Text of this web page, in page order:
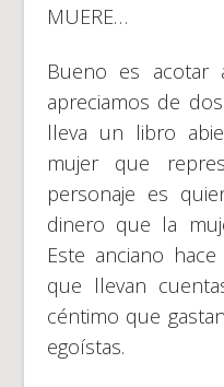
MUERE…
Bueno es acotar
apreciamos de
lleva un libro
mujer que
personaje es
dinero que la
Este anciano
que llevan
céntimo que
egoístas.